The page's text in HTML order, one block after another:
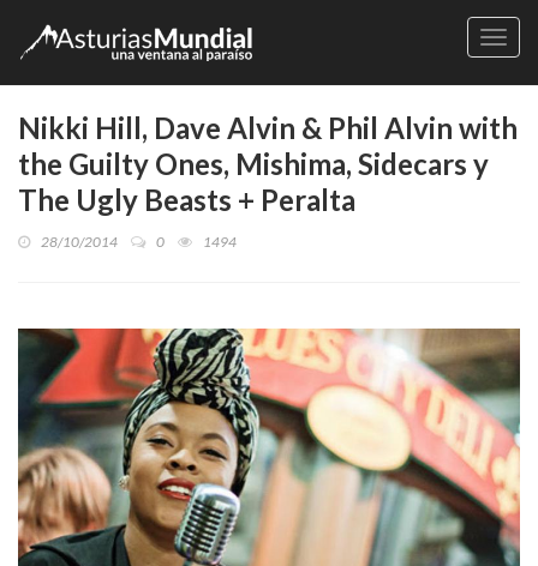
Nikki Hill, Dave Alvin & Phil Alvin with
the Guilty Ones, Mishima, Sidecars y
The Ugly Beasts + Peralta
28/10/2014 0 1494